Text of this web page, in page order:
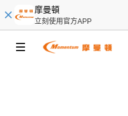
摩曼頓
立刻使用官方APP